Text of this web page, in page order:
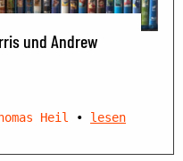
und Andrew
Heil • lesen